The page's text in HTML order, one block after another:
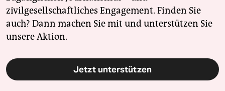
zivilgesellschaftliches Engagement. Finden Sie
auch? Dann machen Sie mit und unterstützen Sie
unsere Aktion.
Jetzt unterstützen